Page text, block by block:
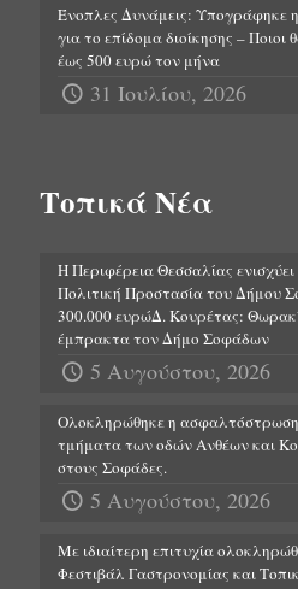
Ένοπλες Δυνάμεις: Υπογράφηκε
για το επίδομα διοίκησης – Ποιοι
έως 500 ευρώ τον μήνα
31 Ιουλίου, 2026
Τοπικά Νέα
Η Περιφέρεια Θεσσαλίας
Πολιτική Προστασία του Δήμου
300.000 ευρώΔ. Κουρέτας:
έμπρακτα τον Δήμο Σοφάδων
5 Αυγούστου, 2026
Ολοκληρώθηκε η
τμήματα των οδών Ανθέων και
στους Σοφάδες.
5 Αυγούστου, 2026
Με ιδιαίτερη επιτυχία
Φεστιβάλ Γαστρονομίας και